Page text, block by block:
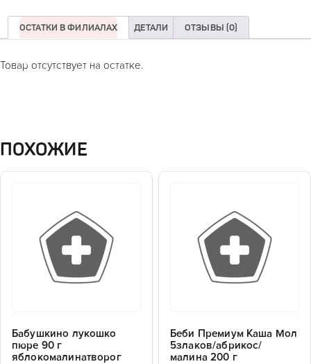
ОСТАТКИ В ФИЛИАЛАХ ДЕТАЛИ ОТЗЫВЫ (0)
Товар отсутствует на остатке.
ПОХОЖИЕ
Бабушкино лукошко
пюре 90 г
яблокомалинатворог
Беби Премиум Каша Мол
5злаков/абрикос/
малина 200 г